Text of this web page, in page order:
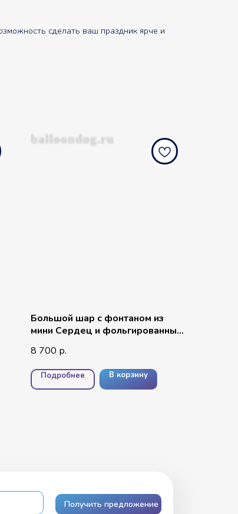
сделать ваш праздник ярче и
balloondog.ru
Большой шар с фонтаном из
мини Сердец и фольгированных
8 700 р.
Подробнее В корзину
Получить предложение